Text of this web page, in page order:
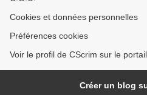
Cookies et données personnelles
Préférences cookies
Voir le profil de CScrim sur le
Créer un blog